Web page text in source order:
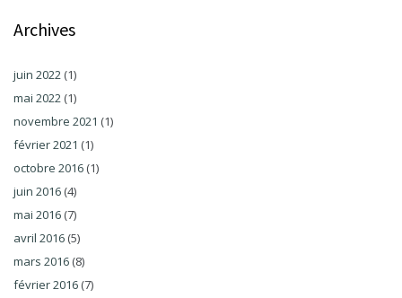
Archives
juin 2022 (1)
mai 2022 (1)
novembre 2021 (1)
février 2021 (1)
octobre 2016 (1)
juin 2016 (4)
mai 2016 (7)
avril 2016 (5)
mars 2016 (8)
février 2016 (7)